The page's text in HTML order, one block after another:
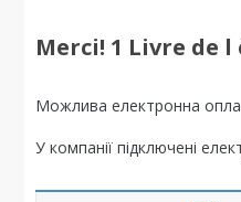
Merci! 1 Livre de l
У компанії підключені